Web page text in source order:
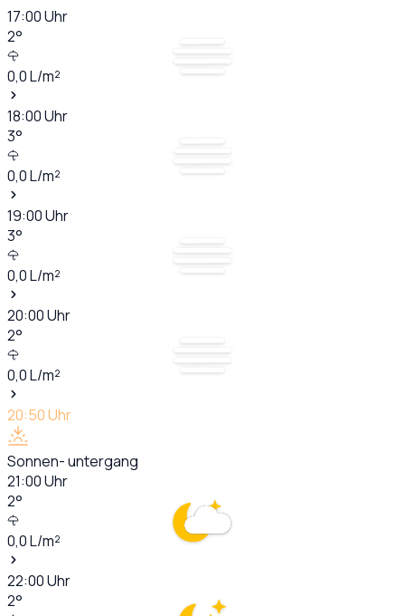
17:00Uhr
2°
0,0L/m²
18:00Uhr
3°
0,0L/m²
19:00Uhr
3°
0,0L/m²
20:00Uhr
2°
0,0L/m²
20:50Uhr
Sonnen- untergang
21:00Uhr
2°
0,0L/m²
22:00Uhr
2°